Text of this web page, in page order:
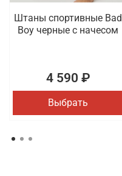
Штаны спортивные Bad
Boy черные с начесом
4 590 ₽
Выбрать